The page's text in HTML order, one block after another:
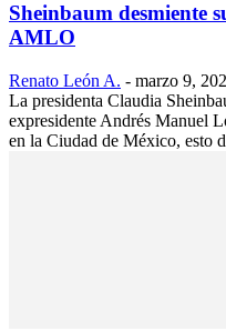
Sheinbaum desmiente
AMLO
Renato León A. - marzo 9,
La presidenta Claudia
expresidente Andrés Manuel
en la Ciudad de México, esto